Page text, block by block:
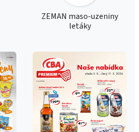
ZEMAN maso-uzeniny
letáky